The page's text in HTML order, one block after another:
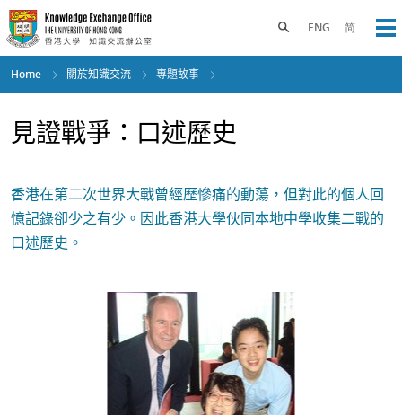
Skip
to
main
content
ENG 简
Toggle search panel
Home 關於知識交流 專題故事
見證戰爭：口述歷史
香港在第二次世界大戰曾經歷慘痛的動蕩，但對此的個人回
憶記錄卻少之有少。因此香港大學伙同本地中學收集二戰的
口述歷史。